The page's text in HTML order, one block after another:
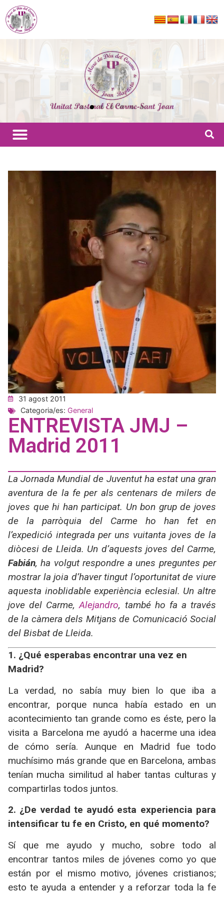
31 agost 2011
Categoria/es: General
ENTREVISTA JMJ –
Madrid 2011
La Jornada Mundial de Juventut ha estat una gran
aventura de la fe per als centenars de milers de
joves que hi han participat. Un bon grup de joves
de la parròquia del Carme ho han fet en
l’expedició integrada per uns vuitanta joves de la
diòcesi de Lleida. Un d’aquests joves del Carme,
Fabián, ha volgut respondre a unes preguntes per
mostrar la joia d’haver tingut l’oportunitat de viure
aquesta inoblidable experiència eclesial. Un altre
jove del Carme,Alejandro, també ho fa a través
de la càmera dels Mitjans de Comunicació Social
del Bisbat de Lleida.
1. ¿Qué esperabas encontrar una vez en
Madrid?
La verdad, no sabía muy bien lo que iba a
encontrar, porque nunca había estado en un
acontecimiento tan grande como es éste, pero la
visita a Barcelona me ayudó a hacerme una idea
de cómo sería. Aunque en Madrid fue todo
muchísimo más grande que en Barcelona, ambas
tenían mucha similitud al haber tantas culturas y
compartirlas todos juntos.
2. ¿De verdad te ayudó esta experiencia para
intensificar tu fe en Cristo, en qué momento?
Sí que me ayudo y mucho, sobre todo al
encontrar tantos miles de jóvenes como yo que
están por el mismo motivo, jóvenes cristianos;
esto te ayuda a entender y a reforzar toda la fe